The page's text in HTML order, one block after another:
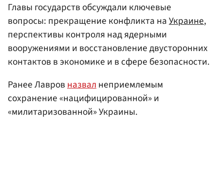
Главы государств обсуждали ключевые
вопросы: прекращение конфликта наУкраине,
перспективы контроля над ядерными
вооружениями и восстановление двусторонних
контактов в экономике и в сфере безопасности.
Ранее Лавровназвалнеприемлемым
сохранение «нацифицированной» и
«милитаризованной» Украины.